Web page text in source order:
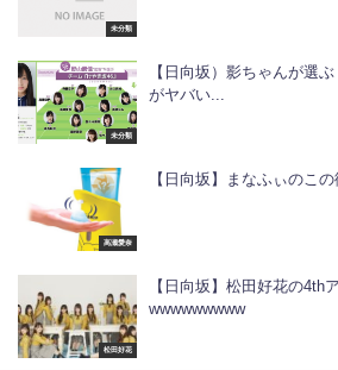
未分類
未分類
【日向坂）影ちゃんが選
がヤバい...
高瀬愛奈
【日向坂】まなふぃのこの
松田好花
【日向坂】松田好花の4th
wwwwwwwww